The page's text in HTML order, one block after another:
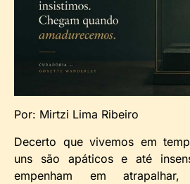
Por: Mirtzi Lima Ribeiro
Decerto que vivemos em
uns são apáticos e até
empenham em